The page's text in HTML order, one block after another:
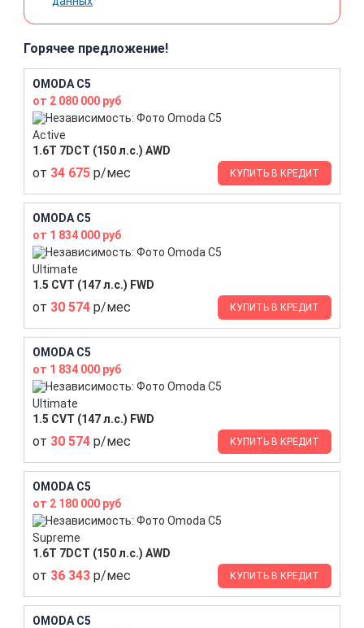
Горячее предложение!
OMODA C5
от 2 080 000 руб
Active
1.6T 7DCT (150 л.с.) AWD
от 34 675 р/мес КУПИТЬ В КРЕДИТ
OMODA C5
от 1 834 000 руб
Ultimate
1.5 CVT (147 л.с.) FWD
от 30 574 р/мес КУПИТЬ В КРЕДИТ
OMODA C5
от 1 834 000 руб
Ultimate
1.5 CVT (147 л.с.) FWD
от 30 574 р/мес КУПИТЬ В КРЕДИТ
OMODA C5
от 2 180 000 руб
Supreme
1.6T 7DCT (150 л.с.) AWD
от 36 343 р/мес КУПИТЬ В КРЕДИТ
OMODA C5